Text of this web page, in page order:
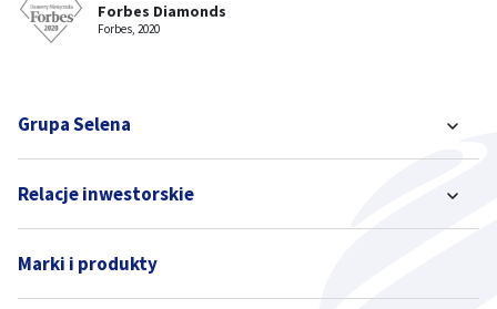
Forbes Diamonds
Forbes, 2020
Grupa Selena
Relacje inwestorskie
Marki i produkty